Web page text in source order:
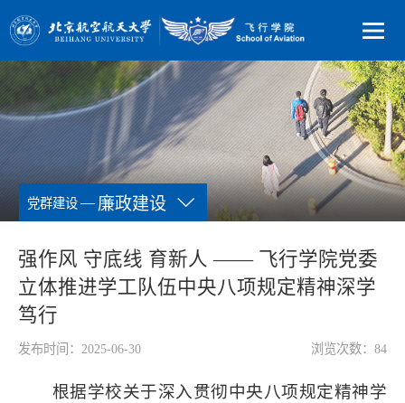
党群建设— 廉政建设
强作风 守底线 育新人 —— 飞行学院党委
立体推进学工队伍中央八项规定精神深学
笃行
发布时间：2025-06-30 浏览次数： 84
根据学校关于深入贯彻中央八项规定精神学